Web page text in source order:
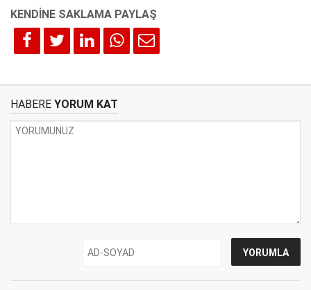
HABERE YORUM KAT